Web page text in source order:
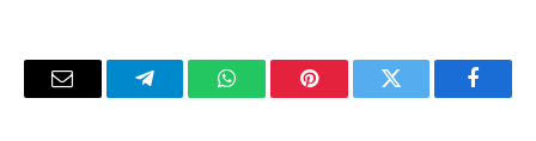
فيسبوك تويتر بينتيريستواتساب تيلقرام
البريد